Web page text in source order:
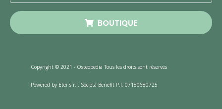
BOUTIQUE
Copyright © 2021 - Osteopedia Tous les droits sont réservés
Powered by Eter s.r.l. Società Benefit P.I. 07180680725